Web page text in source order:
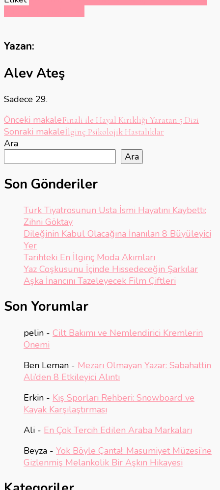
Yazan:
Alev Ateş
Sadece 29.
Yazı
dolaşımı
Önceki makaleFinali ile Hayal Kırıklığı Yaratan 5 Dizi
Sonraki makaleİlginç Psikolojik Hastalıklar
Ara
Ara
Son Gönderiler
Türk Tiyatrosunun Usta İsmi Hayatını Kaybetti:
Zihni Göktay
Dileğinin Kabul Olacağına İnanılan 8 Büyüleyici
Yer
Tarihteki En İlginç Moda Akımları
Yaz Coşkusunu İçinde Hissedeceğin Şarkılar
Aşka İnancını Tazeleyecek Film Çiftleri
Son Yorumlar
pelin - Cilt Bakımı ve Nemlendirici Kremlerin
Önemi
Ben Leman - Mezarı Olmayan Yazar: Sabahattin
Ali’den 8 Etkileyici Alıntı
Erkin - Kış Sporları Rehberi: Snowboard ve
Kayak Karşılaştırması
Ali - En Çok Tercih Edilen Araba Markaları
Beyza - Yok Böyle Çanta!: Masumiyet Müzesi’ne
Gizlenmiş Melankolik Bir Aşkın Hikayesi